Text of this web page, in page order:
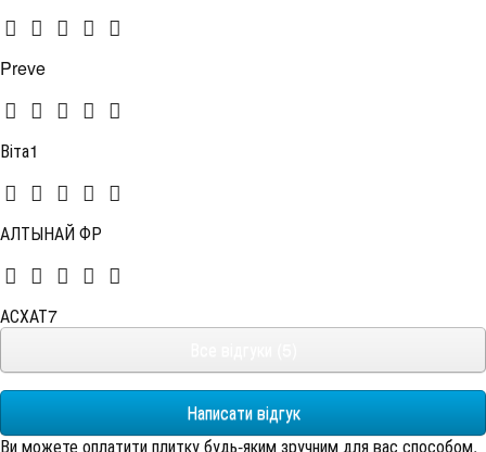
Preve
Віта1
АЛТЫНАЙ ФР
АСХАТ7
Написати відгук
Ви можете оплатити плитку будь-яким зручним для вас способом.